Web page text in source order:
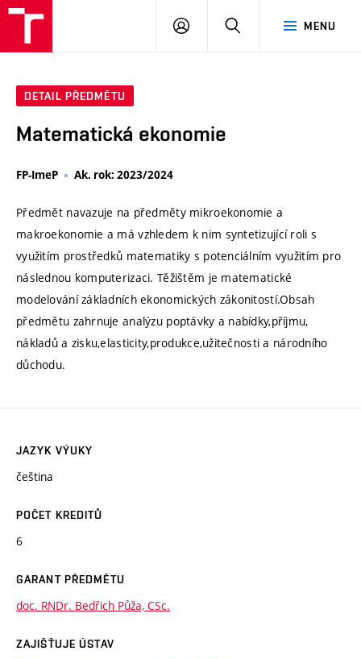
MENU
PŘIHLÁSIT
DETAIL PŘEDMĚTU
Matematická ekonomie
FP-ImeP Ak. rok: 2023/2024
Předmět navazuje na předměty mikroekonomie a
makroekonomie a má vzhledem k nim syntetizující roli s
využitím prostředků matematiky s potenciálním využitím pro
následnou komputerizaci. Těžištěm je matematické
modelování základních ekonomických zákonitostí.Obsah
předmětu zahrnuje analýzu poptávky a nabídky,příjmu,
nákladů a zisku,elasticity,produkce,užitečnosti a národního
důchodu.
JAZYK VÝUKY
čeština
POČET KREDITŮ
6
GARANT PŘEDMĚTU
doc. RNDr. Bedřich Půža, CSc.
ZAJIŠŤUJE ÚSTAV